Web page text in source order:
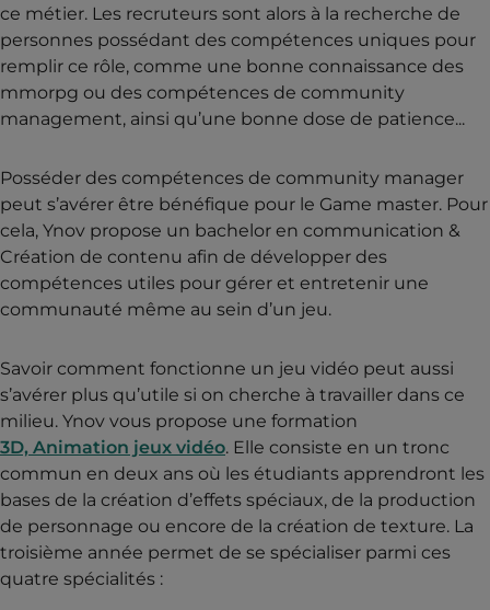
ce métier. Les recruteurs sont alors à la recherche de
personnes possédant des compétences uniques pour
remplir ce rôle, comme une bonne connaissance des
mmorpg ou des compétences de community
management, ainsi qu’une bonne dose de patience...
Posséder des compétences de community manager
peut s’avérer être bénéfique pour le Game master. Pour
cela, Ynov propose un bachelor en communication &
Création de contenu afin de développer des
compétences utiles pour gérer et entretenir une
communauté même au sein d’un jeu.
Savoir comment fonctionne un jeu vidéo peut aussi
s’avérer plus qu’utile si on cherche à travailler dans ce
milieu. Ynov vous propose une formation
3D, Animation jeux vidéo. Elle consiste en un tronc
commun en deux ans où les étudiants apprendront les
bases de la création d’effets spéciaux, de la production
de personnage ou encore de la création de texture. La
troisième année permet de se spécialiser parmi ces
quatre spécialités :